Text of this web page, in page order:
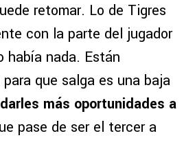
retomar. Lo de Tigres
con la parte del jugador
había nada. Están
que salga es una baja
más oportunidades a
pase de ser el tercer a